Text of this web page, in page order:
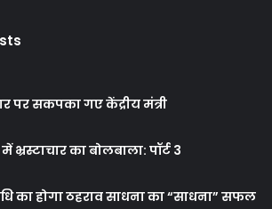
पर सकपका गए केंद्रीय मंत्री
का बोलबाला: पॉर्ट 3
का होगा ठहराव साधना का “साधना” सफल